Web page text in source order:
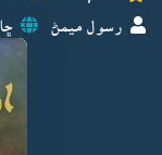
رسول ميمڻ